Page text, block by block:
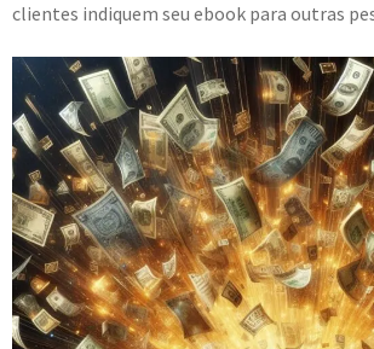
clientes indiquem seu ebook para outras